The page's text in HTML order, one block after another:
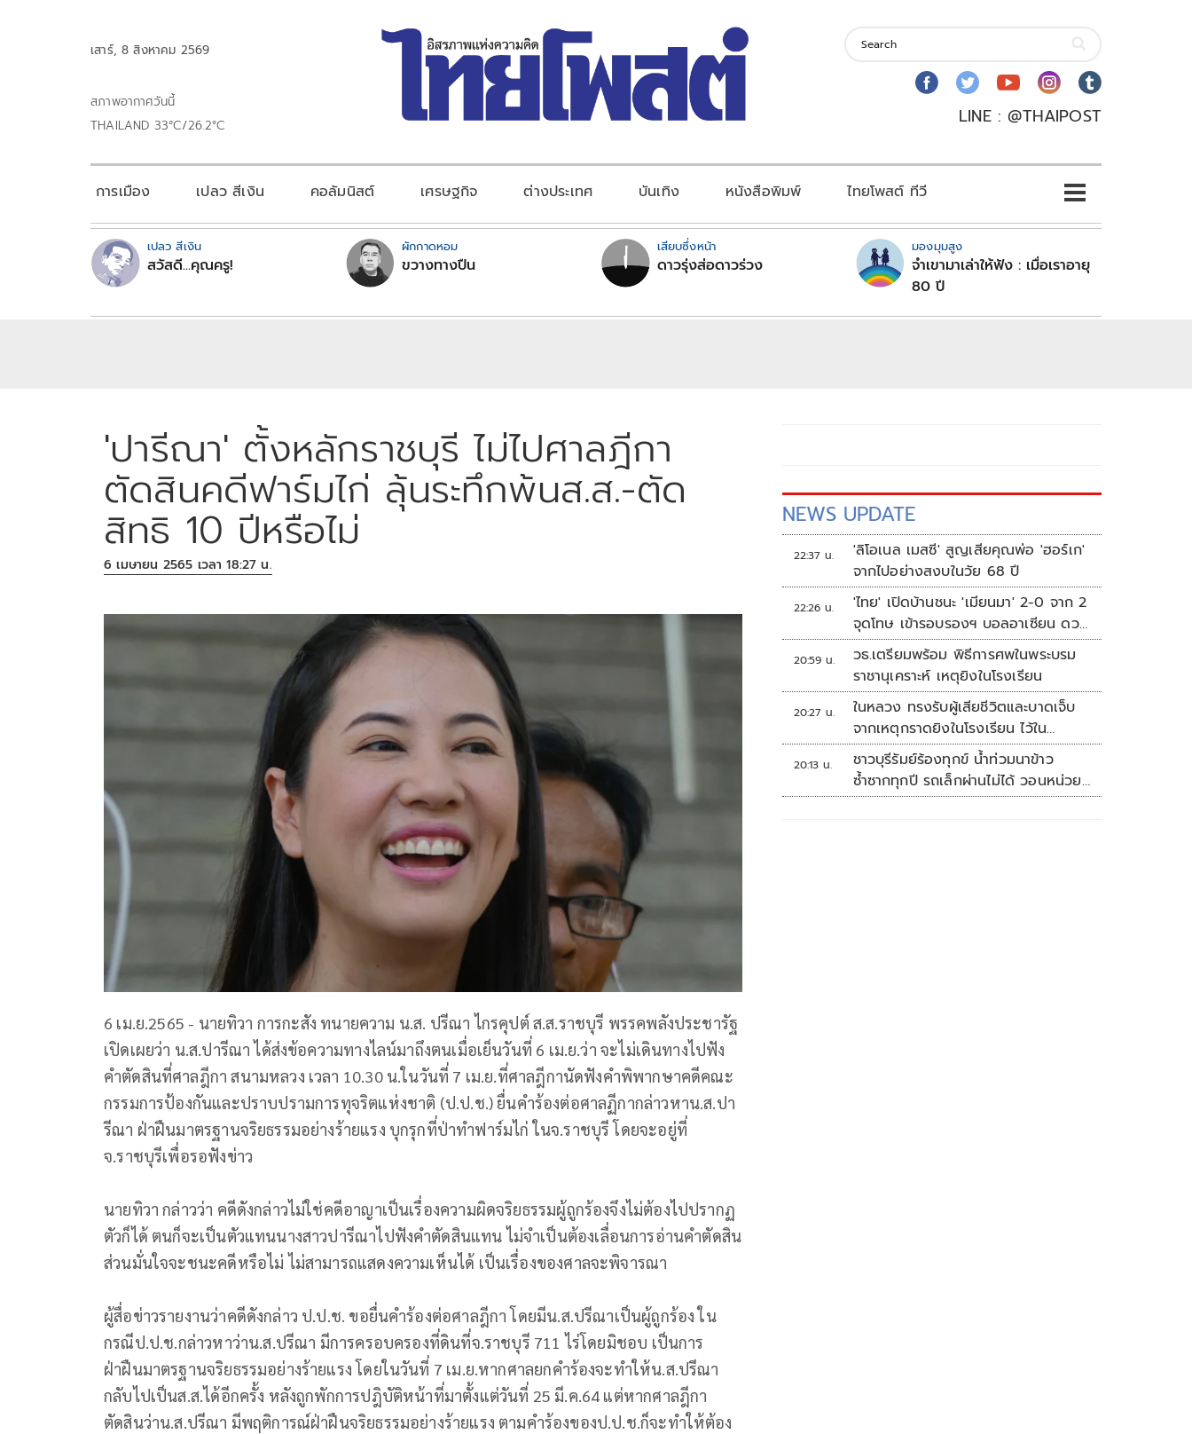
เสาร์, 8 สิงหาคม 2569
สภาพอากาศวันนี้
THAILAND 33°C/26.2°C
LINE : @THAIPOST
การเมือง เปลว สีเงิน คอลัมนิสต์ เศรษฐกิจ ต่างประเทศ บันเทิง หนังสือพิมพ์ ไทยโพสต์ ทีวี
เปลว สีเงิน
สวัสดี...คุณครู!
ผักกาดหอม
ขวางทางปืน
เสียบซึ่งหน้า
ดาวรุ่งส่อดาวร่วง
มองมุมสูง
จำเขามาเล่าให้ฟัง : เมื่อเราอายุ
80 ปี
'ปารีณา' ตั้งหลักราชบุรี ไม่ไปศาลฎีกา
ตัดสินคดีฟาร์มไก่ ลุ้นระทึกพ้นส.ส.-ตัด
สิทธิ 10 ปีหรือไม่
6 เมษายน 2565 เวลา 18:27 น.
6 เม.ย.2565 - นายทิวา การกะสัง ทนายความ น.ส. ปรีณา ไกรคุปต์ ส.ส.ราชบุรี พรรคพลังประชารัฐ
เปิดเผยว่า น.ส.ปารีณา ได้ส่งข้อความทางไลน์มาถึงตนเมื่อเย็นวันที่ 6 เม.ย.ว่า จะไม่เดินทางไปฟัง
คำตัดสินที่ศาลฎีกา สนามหลวง เวลา 10.30 น.ในวันที่ 7 เม.ย.ที่ศาลฎีกานัดฟังคำพิพากษาคดีคณะ
กรรมการป้องกันและปราบปรามการทุจริตแห่งชาติ (ป.ป.ช.) ยื่นคำร้องต่อศาลฏีกากล่าวหาน.ส.ปา
รีณา ฝ่าฝืนมาตรฐานจริยธรรมอย่างร้ายแรง บุกรุกที่ป่าทำฟาร์มไก่ ในจ.ราชบุรี โดยจะอยู่ที่
จ.ราชบุรีเพื่อรอฟังข่าว
นายทิวา กล่าวว่า คดีดังกล่าวไม่ใช่คดีอาญาเป็นเรื่องความผิดจริยธรรมผู้ถูกร้องจึงไม่ต้องไปปรากฏ
ตัวก็ได้ ตนก็จะเป็นตัวแทนนางสาวปารีณาไปฟังคำตัดสินแทน ไม่จำเป็นต้องเลื่อนการอ่านคำตัดสิน
ส่วนมั่นใจจะชนะคดีหรือไม่ ไม่สามารถแสดงความเห็นได้ เป็นเรื่องของศาลจะพิจารณา
ผู้สื่อข่าวรายงานว่าคดีดังกล่าว ป.ป.ช. ขอยื่นคำร้องต่อศาลฎีกา โดยมีน.ส.ปรีณาเป็นผู้ถูกร้อง ใน
กรณีป.ป.ช.กล่าวหาว่าน.ส.ปรีณา มีการครอบครองที่ดินที่จ.ราชบุรี 711 ไร่โดยมิชอบ เป็นการ
ฝ่าฝืนมาตรฐานจริยธรรมอย่างร้ายแรง โดยในวันที่ 7 เม.ย.หากศาลยกคำร้องจะทำให้น.ส.ปรีณา
กลับไปเป็นส.ส.ได้อีกครั้ง หลังถูกพักการปฎิบัติหน้าที่มาตั้งแต่วันที่ 25 มี.ค.64 แต่หากศาลฎีกา
ตัดสินว่าน.ส.ปรีณา มีพฤติการณ์ฝ่าฝืนจริยธรรมอย่างร้ายแรง ตามคำร้องของป.ป.ช.ก็จะทำให้ต้อง
NEWS UPDATE
22:37 น.
'ลิโอเนล เมสซี' สูญเสียคุณพ่อ 'ฮอร์เก'
จากไปอย่างสงบในวัย 68 ปี
22:26 น.
'ไทย' เปิดบ้านชนะ 'เมียนมา' 2-0 จาก 2
จุดโทษ เข้ารอบรองฯ บอลอาเซียน ดวล
'สิงคโปร์'
20:59 น.
วธ.เตรียมพร้อม พิธีการศพในพระบรม
ราชานุเคราะห์ เหตุยิงในโรงเรียน
20:27 น.
ในหลวง ทรงรับผู้เสียชีวิตและบาดเจ็บ
จากเหตุกราดยิงในโรงเรียน ไว้ใน
พระบรมราชานุเคราะห์
20:13 น.
ชาวบุรีรัมย์ร้องทุกข์ น้ำท่วมนาข้าว
ซ้ำซากทุกปี รถเล็กผ่านไม่ได้ วอนหน่วย
งานเร่งแก้ไข